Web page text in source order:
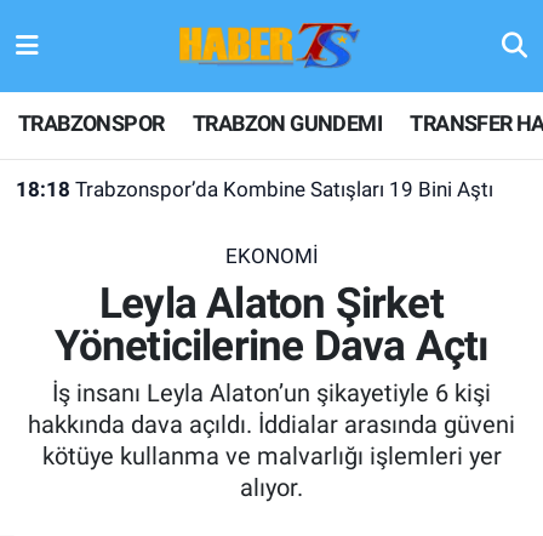
TRABZONSPOR TRABZON GUNDEMI TRANSFER
18:18 Trabzonspor’da Kombine Satışları 19 Bini Aştı
EKONOMİ
Leyla Alaton Şirket
Yöneticilerine Dava Açtı
İş insanı Leyla Alaton’un şikayetiyle 6 kişi
hakkında dava açıldı. İddialar arasında güveni
kötüye kullanma ve malvarlığı işlemleri yer
alıyor.
TRABZONSPOR
TRABZON GUNDEMI
KULİS MEYDANI
1461 TRABZON
FUTBOL
Hava Durumu
Trafik Durumu
Son Dakika Haberleri
Haber Arşivi